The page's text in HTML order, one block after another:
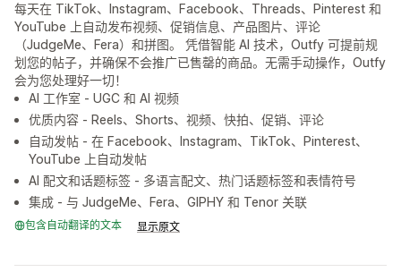
每天在 TikTok、Instagram、Facebook、Threads、Pinterest 和
YouTube 上自动发布视频、促销信息、产品图片、评论
（JudgeMe、Fera）和拼图。 凭借智能 AI 技术，Outfy 可提前规
划您的帖子，并确保不会推广已售罄的商品。无需手动操作，Outfy
会为您处理好一切！
AI 工作室 - UGC 和 AI 视频
优质内容 - Reels、Shorts、视频、快拍、促销、评论
自动发帖 - 在 Facebook、Instagram、TikTok、Pinterest、
YouTube 上自动发帖
AI 配文和话题标签 - 多语言配文、热门话题标签和表情符号
集成 - 与 JudgeMe、Fera、GIPHY 和 Tenor 关联
包含自动翻译的文本 显示原文